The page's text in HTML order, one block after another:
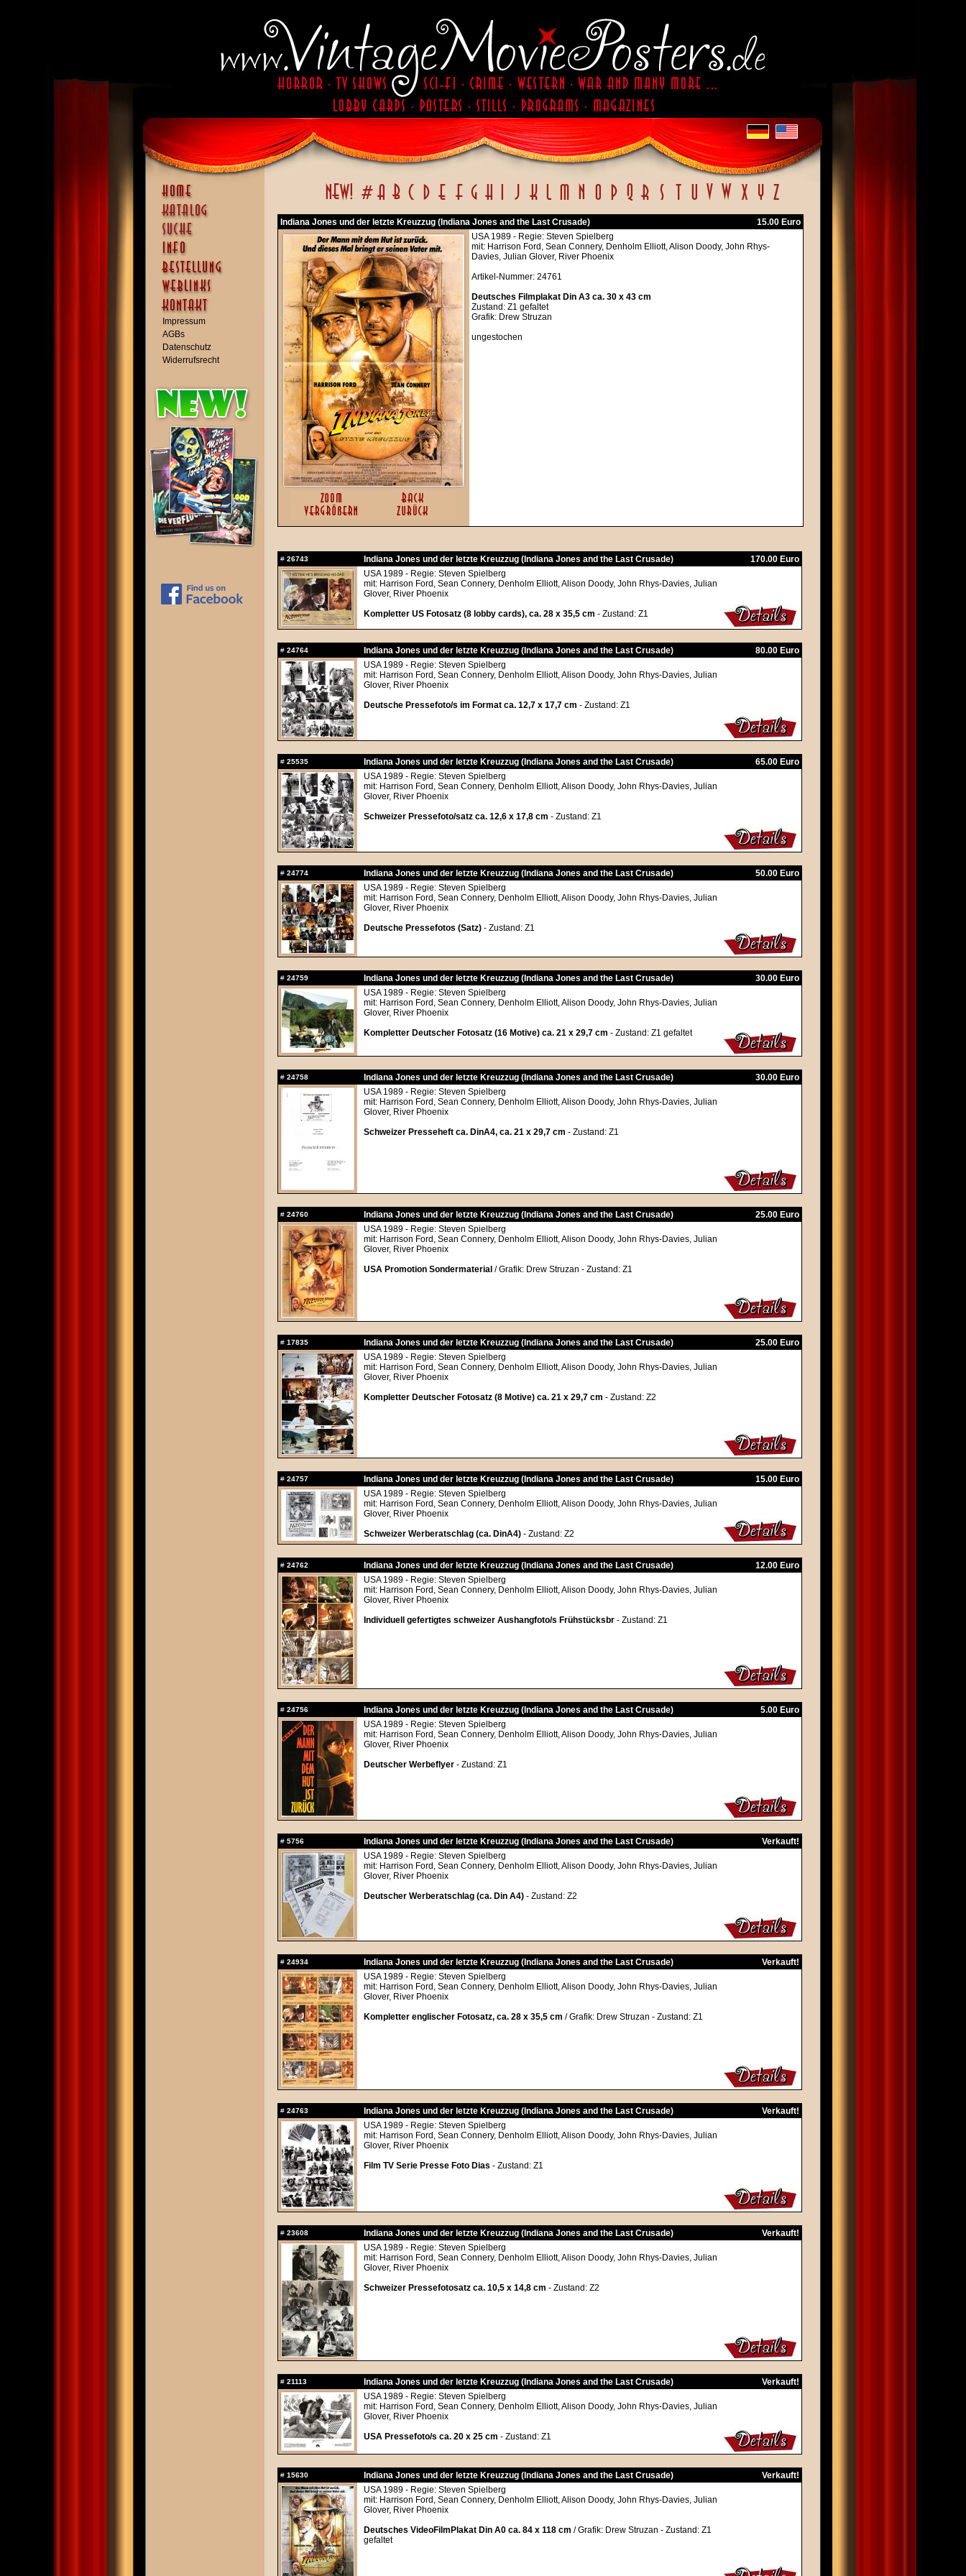
Impressum
AGBs
Datenschutz
Widerrufsrecht
Indiana Jones und der letzte Kreuzzug (Indiana Jones and the Last Crusade)
15.00 Euro
USA 1989 - Regie: Steven Spielberg
mit: Harrison Ford, Sean Connery, Denholm Elliott, Alison Doody, John Rhys-
Davies, Julian Glover, River Phoenix
Artikel-Nummer: 24761
Deutsches Filmplakat Din A3 ca. 30 x 43 cm
Zustand: Z1 gefaltet
Grafik: Drew Struzan
ungestochen
# 26743 Indiana Jones und der letzte Kreuzzug (Indiana Jones and the Last Crusade)
170.00 Euro
USA 1989 - Regie: Steven Spielberg
mit: Harrison Ford, Sean Connery, Denholm Elliott, Alison Doody, John Rhys-Davies, Julian
Glover, River Phoenix
Kompletter US Fotosatz (8 lobby cards), ca. 28 x 35,5 cm - Zustand: Z1
# 24764 Indiana Jones und der letzte Kreuzzug (Indiana Jones and the Last Crusade)
80.00 Euro
USA 1989 - Regie: Steven Spielberg
mit: Harrison Ford, Sean Connery, Denholm Elliott, Alison Doody, John Rhys-Davies, Julian
Glover, River Phoenix
Deutsche Pressefoto/s im Format ca. 12,7 x 17,7 cm - Zustand: Z1
# 25535 Indiana Jones und der letzte Kreuzzug (Indiana Jones and the Last Crusade)
65.00 Euro
USA 1989 - Regie: Steven Spielberg
mit: Harrison Ford, Sean Connery, Denholm Elliott, Alison Doody, John Rhys-Davies, Julian
Glover, River Phoenix
Schweizer Pressefoto/satz ca. 12,6 x 17,8 cm - Zustand: Z1
# 24774 Indiana Jones und der letzte Kreuzzug (Indiana Jones and the Last Crusade)
50.00 Euro
USA 1989 - Regie: Steven Spielberg
mit: Harrison Ford, Sean Connery, Denholm Elliott, Alison Doody, John Rhys-Davies, Julian
Glover, River Phoenix
Deutsche Pressefotos (Satz) - Zustand: Z1
# 24759 Indiana Jones und der letzte Kreuzzug (Indiana Jones and the Last Crusade)
30.00 Euro
USA 1989 - Regie: Steven Spielberg
mit: Harrison Ford, Sean Connery, Denholm Elliott, Alison Doody, John Rhys-Davies, Julian
Glover, River Phoenix
Kompletter Deutscher Fotosatz (16 Motive) ca. 21 x 29,7 cm - Zustand: Z1 gefaltet
# 24758 Indiana Jones und der letzte Kreuzzug (Indiana Jones and the Last Crusade)
30.00 Euro
USA 1989 - Regie: Steven Spielberg
mit: Harrison Ford, Sean Connery, Denholm Elliott, Alison Doody, John Rhys-Davies, Julian
Glover, River Phoenix
Schweizer Presseheft ca. DinA4, ca. 21 x 29,7 cm - Zustand: Z1
# 24760 Indiana Jones und der letzte Kreuzzug (Indiana Jones and the Last Crusade)
25.00 Euro
USA 1989 - Regie: Steven Spielberg
mit: Harrison Ford, Sean Connery, Denholm Elliott, Alison Doody, John Rhys-Davies, Julian
Glover, River Phoenix
USA Promotion Sondermaterial / Grafik: Drew Struzan - Zustand: Z1
# 17835 Indiana Jones und der letzte Kreuzzug (Indiana Jones and the Last Crusade)
25.00 Euro
USA 1989 - Regie: Steven Spielberg
mit: Harrison Ford, Sean Connery, Denholm Elliott, Alison Doody, John Rhys-Davies, Julian
Glover, River Phoenix
Kompletter Deutscher Fotosatz (8 Motive) ca. 21 x 29,7 cm - Zustand: Z2
# 24757 Indiana Jones und der letzte Kreuzzug (Indiana Jones and the Last Crusade)
15.00 Euro
USA 1989 - Regie: Steven Spielberg
mit: Harrison Ford, Sean Connery, Denholm Elliott, Alison Doody, John Rhys-Davies, Julian
Glover, River Phoenix
Schweizer Werberatschlag (ca. DinA4) - Zustand: Z2
# 24762 Indiana Jones und der letzte Kreuzzug (Indiana Jones and the Last Crusade)
12.00 Euro
USA 1989 - Regie: Steven Spielberg
mit: Harrison Ford, Sean Connery, Denholm Elliott, Alison Doody, John Rhys-Davies, Julian
Glover, River Phoenix
Individuell gefertigtes schweizer Aushangfoto/s Frühstücksbr - Zustand: Z1
# 24756 Indiana Jones und der letzte Kreuzzug (Indiana Jones and the Last Crusade)
5.00 Euro
USA 1989 - Regie: Steven Spielberg
mit: Harrison Ford, Sean Connery, Denholm Elliott, Alison Doody, John Rhys-Davies, Julian
Glover, River Phoenix
Deutscher Werbeflyer - Zustand: Z1
# 5756 Indiana Jones und der letzte Kreuzzug (Indiana Jones and the Last Crusade)
Verkauft!
USA 1989 - Regie: Steven Spielberg
mit: Harrison Ford, Sean Connery, Denholm Elliott, Alison Doody, John Rhys-Davies, Julian
Glover, River Phoenix
Deutscher Werberatschlag (ca. Din A4) - Zustand: Z2
# 24934 Indiana Jones und der letzte Kreuzzug (Indiana Jones and the Last Crusade)
Verkauft!
USA 1989 - Regie: Steven Spielberg
mit: Harrison Ford, Sean Connery, Denholm Elliott, Alison Doody, John Rhys-Davies, Julian
Glover, River Phoenix
Kompletter englischer Fotosatz, ca. 28 x 35,5 cm / Grafik: Drew Struzan - Zustand: Z1
# 24763 Indiana Jones und der letzte Kreuzzug (Indiana Jones and the Last Crusade)
Verkauft!
USA 1989 - Regie: Steven Spielberg
mit: Harrison Ford, Sean Connery, Denholm Elliott, Alison Doody, John Rhys-Davies, Julian
Glover, River Phoenix
Film TV Serie Presse Foto Dias - Zustand: Z1
# 23608 Indiana Jones und der letzte Kreuzzug (Indiana Jones and the Last Crusade)
Verkauft!
USA 1989 - Regie: Steven Spielberg
mit: Harrison Ford, Sean Connery, Denholm Elliott, Alison Doody, John Rhys-Davies, Julian
Glover, River Phoenix
Schweizer Pressefotosatz ca. 10,5 x 14,8 cm - Zustand: Z2
# 21113 Indiana Jones und der letzte Kreuzzug (Indiana Jones and the Last Crusade)
Verkauft!
USA 1989 - Regie: Steven Spielberg
mit: Harrison Ford, Sean Connery, Denholm Elliott, Alison Doody, John Rhys-Davies, Julian
Glover, River Phoenix
USA Pressefoto/s ca. 20 x 25 cm - Zustand: Z1
# 15630 Indiana Jones und der letzte Kreuzzug (Indiana Jones and the Last Crusade)
Verkauft!
USA 1989 - Regie: Steven Spielberg
mit: Harrison Ford, Sean Connery, Denholm Elliott, Alison Doody, John Rhys-Davies, Julian
Glover, River Phoenix
Deutsches VideoFilmPlakat Din A0 ca. 84 x 118 cm / Grafik: Drew Struzan - Zustand: Z1
gefaltet